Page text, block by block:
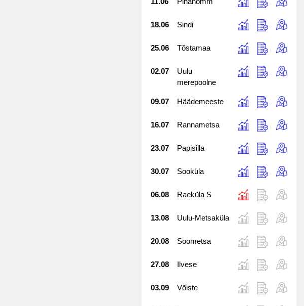
18.06 Sindi
25.06 Tõstamaa
02.07
Uulu
merepoolne
09.07 Häädemeeste
16.07 Rannametsa
23.07 Papisilla
30.07 Sooküla
06.08 Raeküla S
13.08 Uulu-Metsaküla
20.08 Soometsa
27.08 Ilvese
03.09 Võiste